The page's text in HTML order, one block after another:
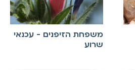
משפחת הזיפנים - עכנאי
שרוע